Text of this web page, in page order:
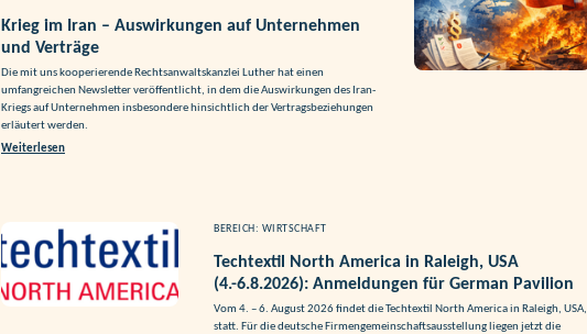
Krieg im Iran – Auswirkungen auf Unternehmen
und Verträge
Die mit uns kooperierende Rechtsanwaltskanzlei Luther hat einen
umfangreichen Newsletter veröffentlicht, in dem die Auswirkungen des Iran-
Kriegs auf Unternehmen insbesondere hinsichtlich der Vertragsbeziehungen
erläutert werden.
Weiterlesen
BEREICH: WIRTSCHAFT
Techtextil North America in Raleigh, USA
(4.-6.8.2026): Anmeldungen für German Pavilion
Vom 4. – 6. August 2026 findet die Techtextil North America in Raleigh, USA,
statt. Für die deutsche Firmengemeinschaftsausstellung liegen jetzt die